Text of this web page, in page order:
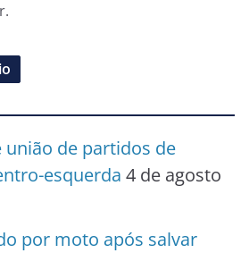
união de partidos de
esquerda 4 de agosto
por moto após salvar